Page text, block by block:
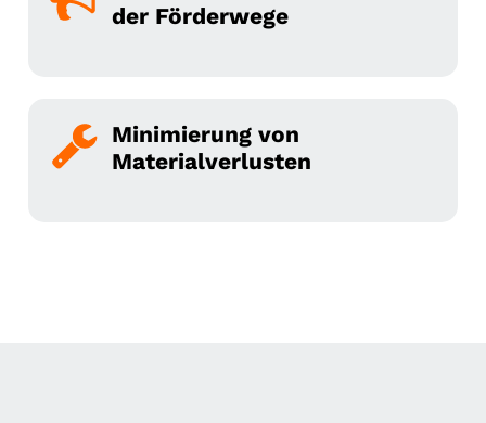
der Förderwege
Minimierung von
Materialverlusten